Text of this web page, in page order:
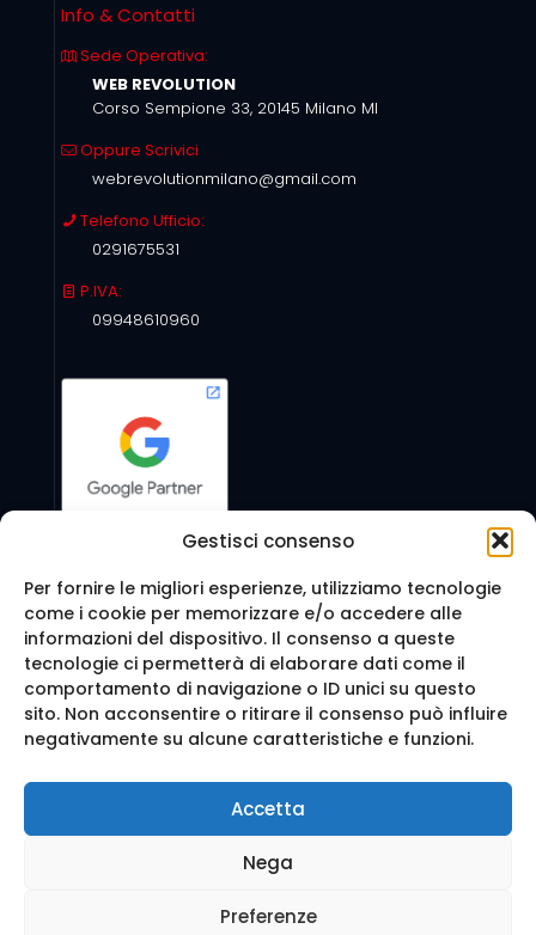
Gestisci consenso
Per fornire le migliori esperienze, utilizziamo tecnologie
come i cookie per memorizzare e/o accedere alle
informazioni del dispositivo. Il consenso a queste
tecnologie ci permetterà di elaborare dati come il
comportamento di navigazione o ID unici su questo
sito. Non acconsentire o ritirare il consenso può influire
negativamente su alcune caratteristiche e funzioni.
Accetta
Nega
Preferenze
Info & Contatti
Sede Operativa:
WEB REVOLUTION
Corso Sempione 33, 20145 Milano MI
Oppure Scrivici
webrevolutionmilano@gmail.com
Telefono Ufficio:
0291675531
P.IVA:
09948610960
Seguici anche su:
© 2016 Web Agency Milano - WEB REVOLUTION MILANO
SRLS. All Rights Reserved.
enzia Web Milano
ati